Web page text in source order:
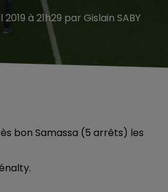
2019 à 21h29 par Gislain SABY
bon Samassa (5 arrêts) les